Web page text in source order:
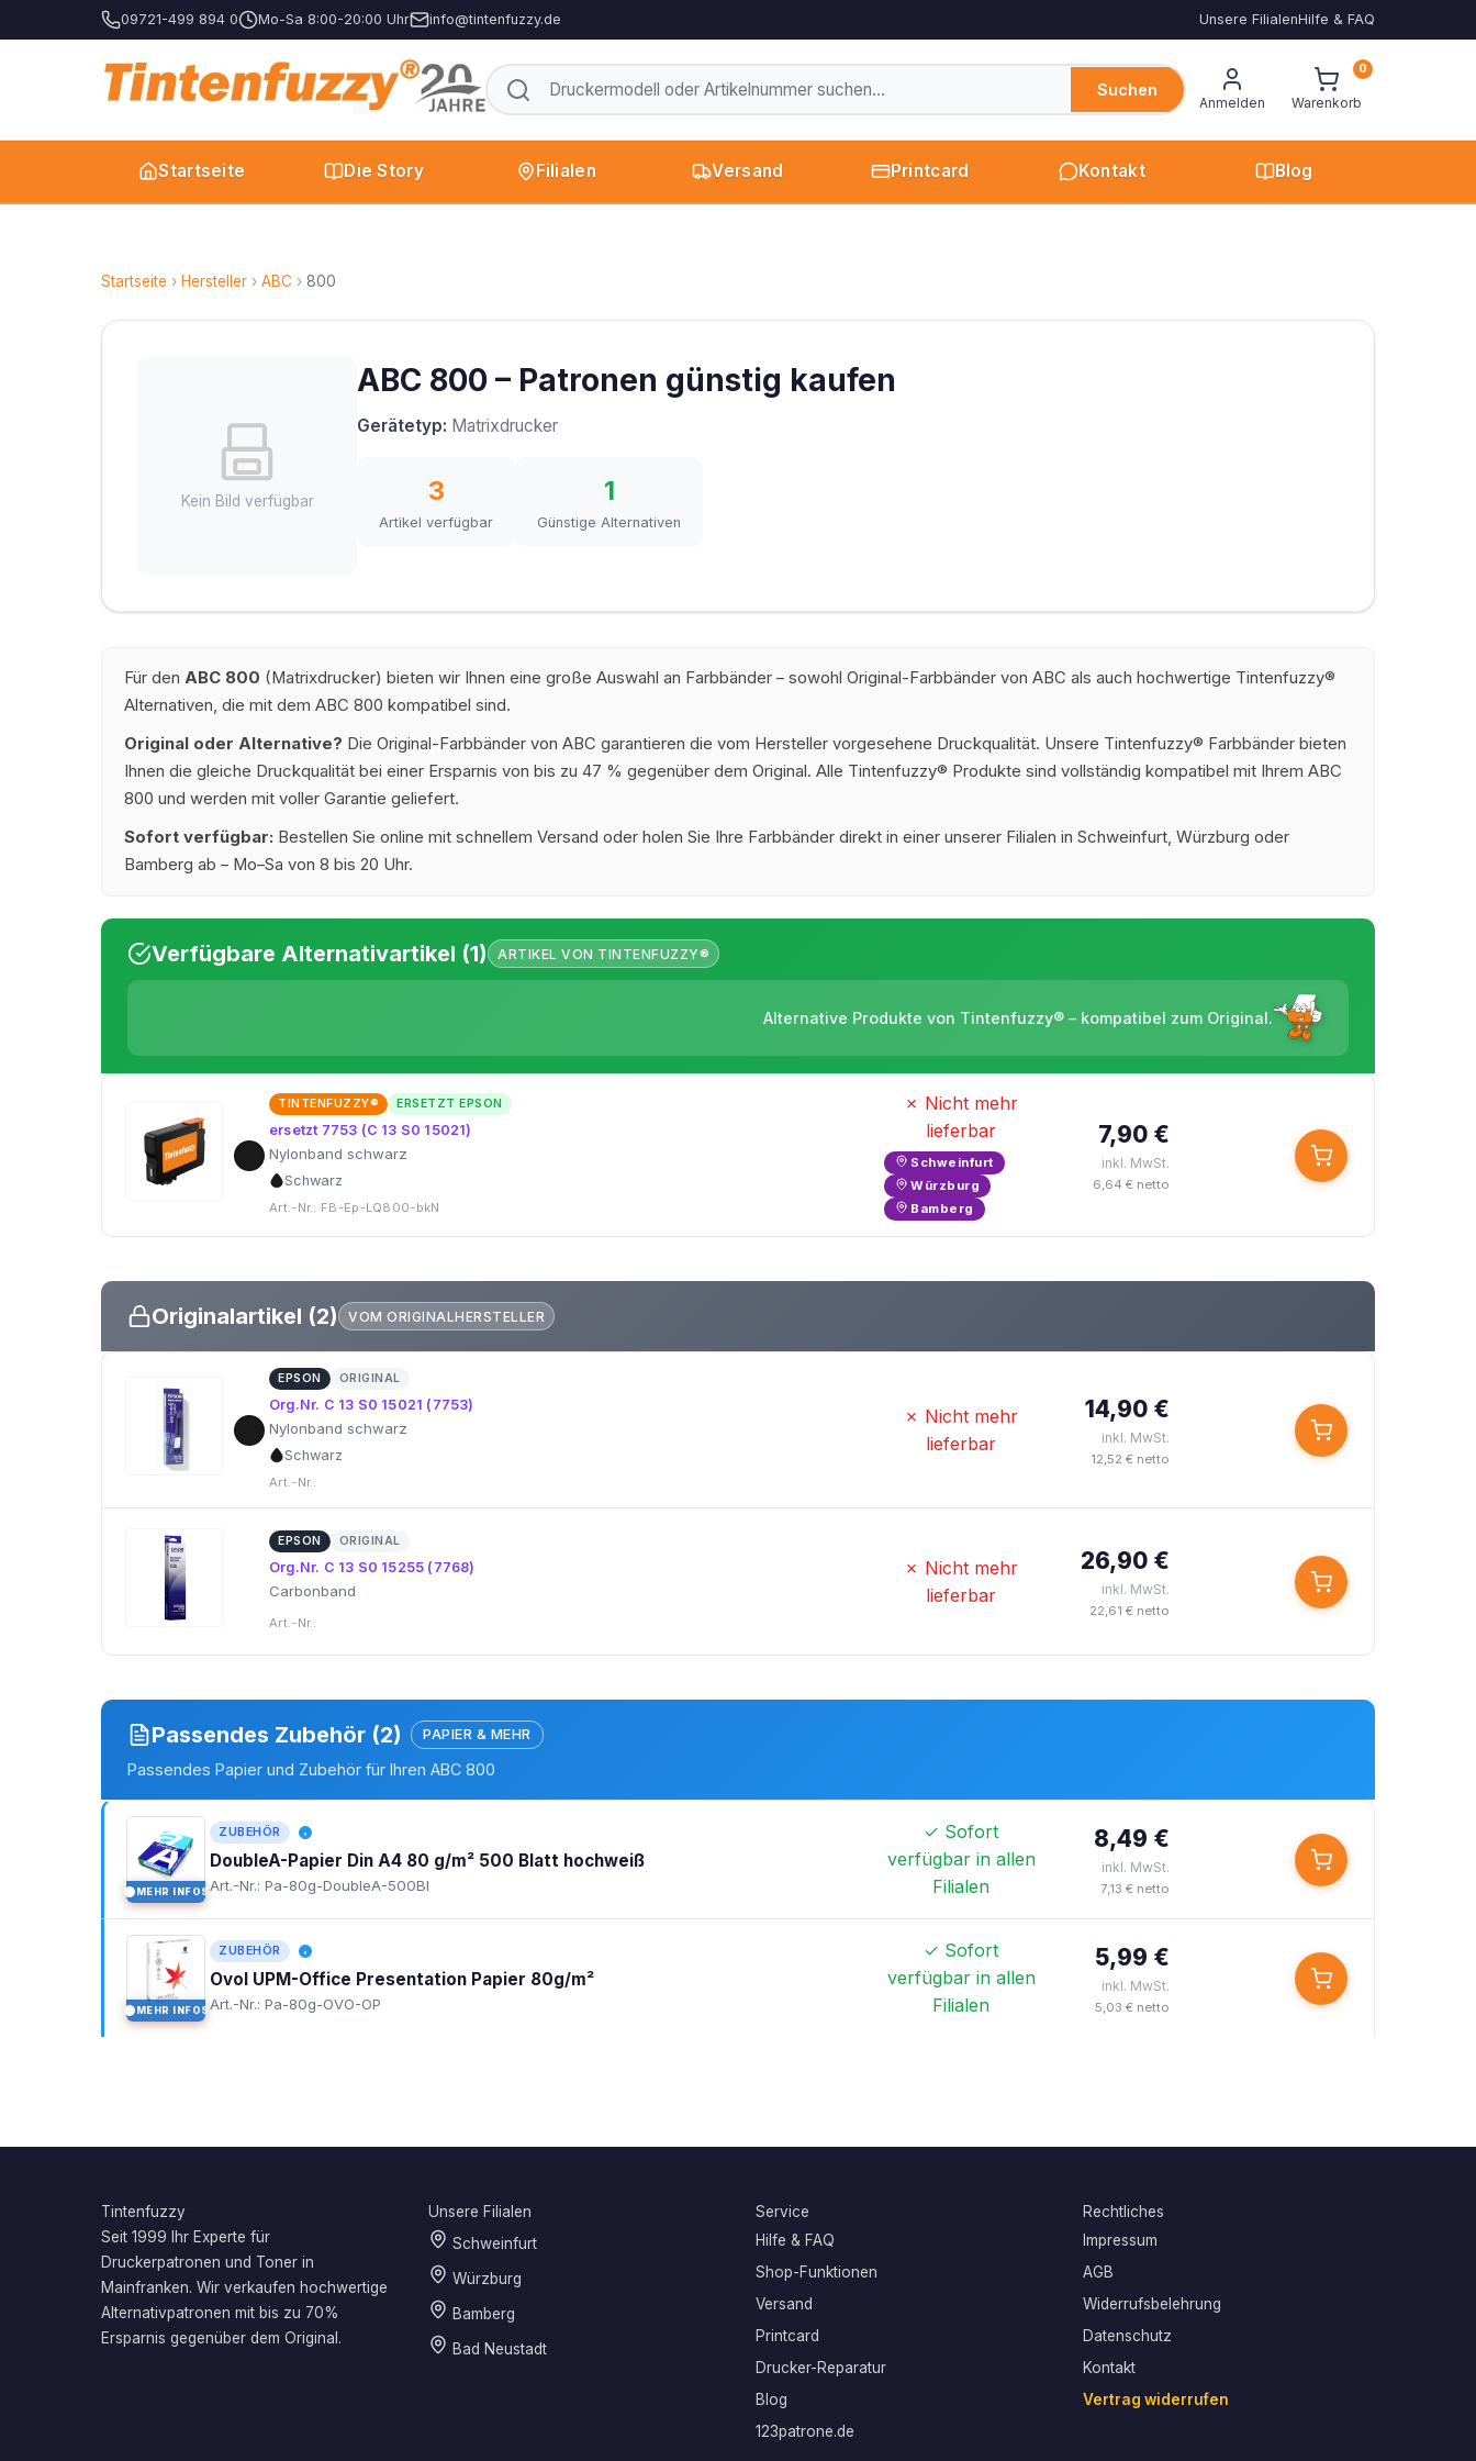
09721-499 894 0 Mo-Sa 8:00-20:00 Uhr info@tintenfuzzy.de Unsere FilialenHilfe & FAQ
Suchen
Anmelden Warenkorb
0
Startseite Die Story Filialen Versand Printcard Kontakt Blog
Startseite › Hersteller › ABC › 800
Kein Bild verfügbar
ABC 800 – Patronen günstig kaufen
Gerätetyp: Matrixdrucker
3
Artikel verfügbar
1
Günstige Alternativen
Für den ABC 800 (Matrixdrucker) bieten wir Ihnen eine große Auswahl an Farbbänder – sowohl Original-Farbbänder von ABC als auch hochwertige Tintenfuzzy®
Alternativen, die mit dem ABC 800 kompatibel sind.
Original oder Alternative? Die Original-Farbbänder von ABC garantieren die vom Hersteller vorgesehene Druckqualität. Unsere Tintenfuzzy® Farbbänder bieten
Ihnen die gleiche Druckqualität bei einer Ersparnis von bis zu 47 % gegenüber dem Original. Alle Tintenfuzzy® Produkte sind vollständig kompatibel mit Ihrem ABC
800 und werden mit voller Garantie geliefert.
Sofort verfügbar: Bestellen Sie online mit schnellem Versand oder holen Sie Ihre Farbbänder direkt in einer unserer Filialen in Schweinfurt, Würzburg oder
Bamberg ab – Mo–Sa von 8 bis 20 Uhr.
Originalartikel (2) VOM ORIGINALHERSTELLER
EPSON ORIGINAL
Org.Nr. C 13 S0 15021 (7753)
Nylonband schwarz
Schwarz
Art.-Nr.:
✗ Nicht mehr
lieferbar
14,90 €
inkl. MwSt.
12,52 € netto
EPSON ORIGINAL
Org.Nr. C 13 S0 15255 (7768)
Carbonband
Art.-Nr.:
✗ Nicht mehr
lieferbar
26,90 €
inkl. MwSt.
22,61 € netto
Verfügbare Alternativartikel (1) ARTIKEL VON TINTENFUZZY®
Alternative Produkte von Tintenfuzzy® – kompatibel zum Original.
TINTENFUZZY® ERSETZT EPSON
ersetzt 7753 (C 13 S0 15021)
Nylonband schwarz
Schwarz
Art.-Nr.: FB-Ep-LQ800-bkN
✗ Nicht mehr
lieferbar
Schweinfurt
Würzburg
Bamberg
7,90 €
inkl. MwSt.
6,64 € netto
Passendes Zubehör (2) PAPIER & MEHR
Passendes Papier und Zubehör für Ihren ABC 800
MEHR INFOS
ZUBEHÖR
DoubleA-Papier Din A4 80 g/m² 500 Blatt hochweiß
Art.-Nr.: Pa-80g-DoubleA-500Bl
✓ Sofort
verfügbar in allen
Filialen
8,49 €
inkl. MwSt.
7,13 € netto
MEHR INFOS
ZUBEHÖR
Ovol UPM-Office Presentation Papier 80g/m²
Art.-Nr.: Pa-80g-OVO-OP
✓ Sofort
verfügbar in allen
Filialen
5,99 €
inkl. MwSt.
5,03 € netto
Tintenfuzzy
Seit 1999 Ihr Experte für
Druckerpatronen und Toner in
Mainfranken. Wir verkaufen hochwertige
Alternativpatronen mit bis zu 70%
Ersparnis gegenüber dem Original.
Unsere Filialen
Schweinfurt
Würzburg
Bamberg
Bad Neustadt
Service
Hilfe & FAQ
Shop-Funktionen
Versand
Printcard
Drucker-Reparatur
Blog
123patrone.de
Rechtliches
Impressum
AGB
Widerrufsbelehrung
Datenschutz
Kontakt
Vertrag widerrufen